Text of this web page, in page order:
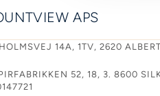
APS
14A, 1TV, 2620
52, 18, 3. 8600